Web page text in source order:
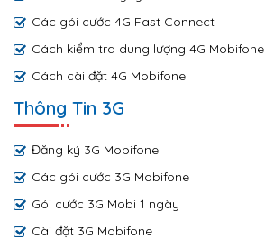
Các gói cước 4G Fast Connect
Cách kiểm tra dung lượng 4G Mobifone
Cách cài đặt 4G Mobifone
Thông Tin 3G
Đăng ký 3G Mobifone
Các gói cước 3G Mobifone
Gói cước 3G Mobi 1 ngày
Cài đặt 3G Mobifone